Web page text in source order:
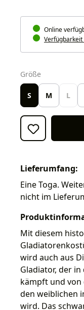
Online
Größe
S M L
Lieferumfang:
Eine Toga.
nicht im
Mit diesem
wird auch aus
Gladiator, der
kämpft und von
den weiblichen
wird. Das